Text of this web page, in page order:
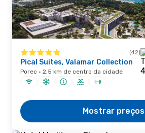
(42)
Pical Suites, Valamar Collection
Porec · 2,5 km de centro da cidade
Mostrar preços